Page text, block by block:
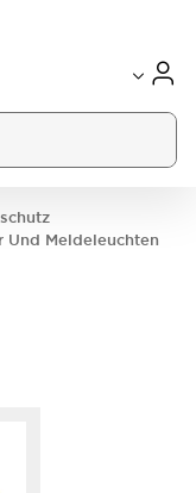
Und Meldeleuchten